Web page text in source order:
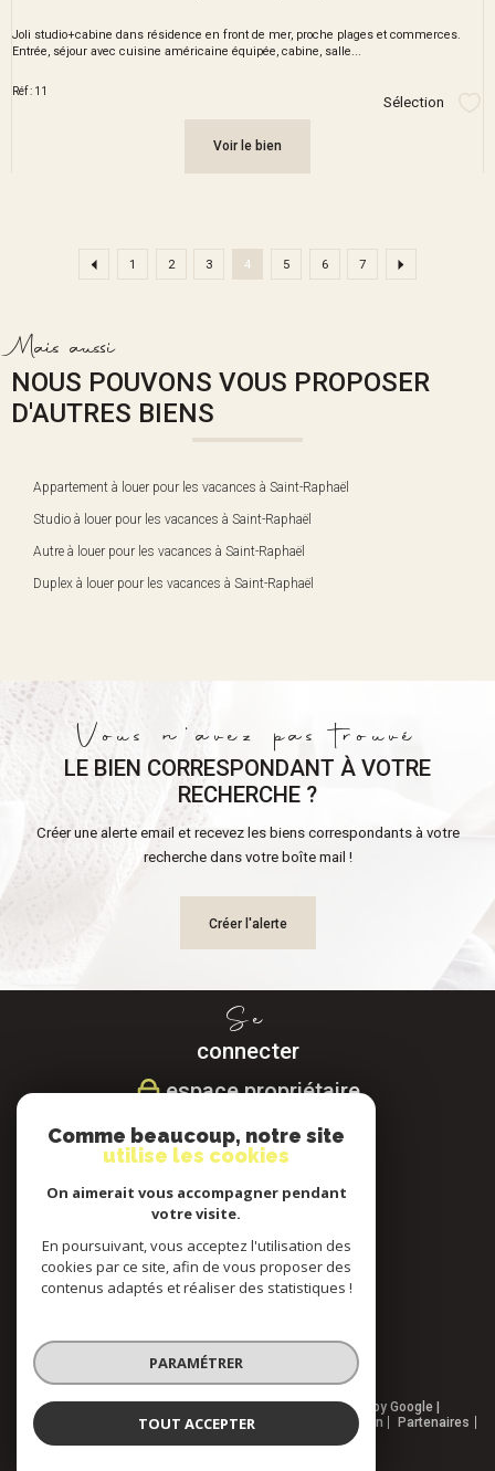
Joli studio+cabine dans résidence en front de mer, proche plages et commerces.
Entrée, séjour avec cuisine américaine équipée, cabine, salle...
Réf : 11
Sélection
Voir le bien
1 2 3 4 5 6 7
Mais aussi
NOUS POUVONS VOUS PROPOSER
D'AUTRES BIENS
Appartement à louer pour les vacances à Saint-Raphaël
Studio à louer pour les vacances à Saint-Raphaël
Autre à louer pour les vacances à Saint-Raphaël
Duplex à louer pour les vacances à Saint-Raphaël
Vous n'avez pas trouvé
LE BIEN CORRESPONDANT À VOTRE
RECHERCHE ?
Créer une alerte email et recevez les biens correspondants à votre
recherche dans votre boîte mail !
Créer l'alerte
Se
connecter
espace propriétaire
Nous
Nous
© 2026 | Tous droits réservés | Traduction powered by Google |
Nos honoraires
Plan du site Mentions légales Admin
Partenaires
Comme beaucoup, notre site
utilise les cookies
On aimerait vous accompagner pendant
votre visite.
En poursuivant, vous acceptez l'utilisation des
cookies par ce site, afin de vous proposer des
contenus adaptés et réaliser des statistiques !
PARAMÉTRER
TOUT ACCEPTER